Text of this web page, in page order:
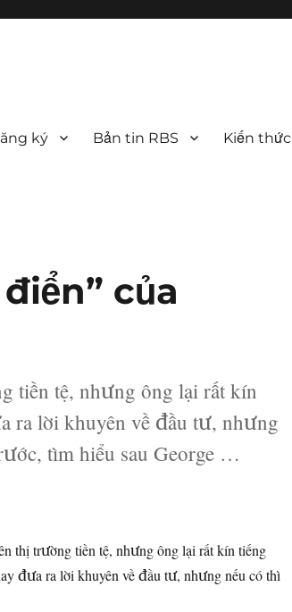
ký Bản tin RBS Kiến thức
của
tiền tệ, nhưng ông lại rất kín
ra lời khuyên về đầu tư, nhưng
tìm hiểu sau George …
thị trường tiền tệ, nhưng ông lại rất kín tiếng
đưa ra lời khuyên về đầu tư, nhưng nếu có thì